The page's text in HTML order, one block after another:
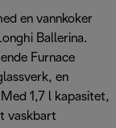
en vannkoker
Ballerina.
Furnace
en
1,7 l kapasitet,
vaskbart